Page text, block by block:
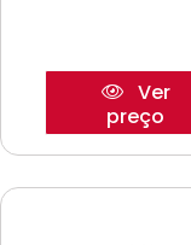
Ver
preço